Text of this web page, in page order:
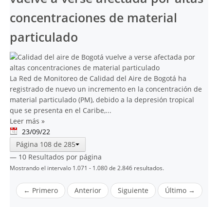
concentraciones de material
particulado
La Red de Monitoreo de Calidad del Aire de Bogotá ha
registrado de nuevo un incremento en la concentración de
material particulado (PM), debido a la depresión tropical
que se presenta en el Caribe,...
Leer más »
23/09/22
Página 108 de 285
— 10 Resultados por página
Mostrando el intervalo 1.071 - 1.080 de 2.846 resultados.
← Primero Anterior Siguiente Último →